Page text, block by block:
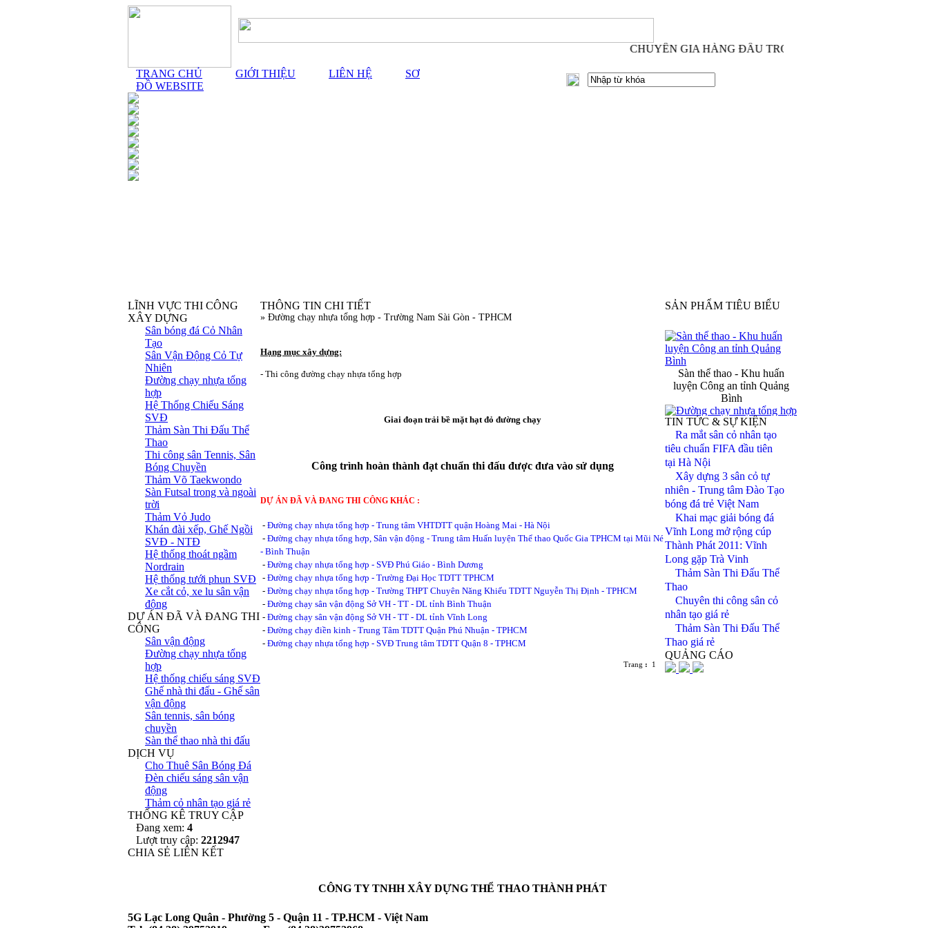
CHUYÊN GIA HÀNG ĐẦU TRONG LĨNH VỰC THI CÔNG
TRANG CHỦ GIỚI THIỆU LIÊN HỆ
SƠ
ĐỒ WEBSITE
LĨNH VỰC THI CÔNG
XÂY DỰNG
Sân bóng đá Cỏ Nhân
Tạo
Sân Vận Động Cỏ Tự
Nhiên
Đường chạy nhựa tổng
hợp
Hệ Thống Chiếu Sáng
SVĐ
Thảm Sàn Thi Đấu Thể
Thao
Thi công sân Tennis, Sân
Bóng Chuyền
Thảm Võ Taekwondo
Sàn Futsal trong và ngoài
trời
Thảm Vỏ Judo
Khán đài xếp, Ghế Ngồi
SVĐ - NTĐ
Hệ thống thoát ngầm
Nordrain
Hệ thống tưới phun SVĐ
Xe cắt cỏ, xe lu sân vận
động
DỰ ÁN ĐÃ VÀ ĐANG THI
CÔNG
Sân vận động
Đường chạy nhựa tổng
hợp
Hệ thống chiếu sáng SVĐ
Ghế nhà thi đấu - Ghế sân
vận động
Sân tennis, sân bóng
chuyền
Sàn thể thao nhà thi đấu
DỊCH VỤ
Cho Thuê Sân Bóng Đá
Đèn chiếu sáng sân vận
động
Thảm cỏ nhân tạo giá rẻ
THỐNG KÊ TRUY CẬP
Đang xem: 4
Lượt truy cập: 2212947
CHIA SẺ LIÊN KẾT
THÔNG TIN CHI TIẾT
» Đường chạy nhựa tổng hợp - Trường Nam Sài Gòn - TPHCM
Hạng mục xây dựng:
- Thi công đường chạy nhựa tổng hợp
Giai đoạn trải bề mặt hạt đỏ đường chạy
Công trình hoàn thành đạt chuẩn thi đấu được đưa vào sử dụng
DỰ ÁN ĐÃ VÀ ĐANG THI CÔNG KHÁC :
- Đường chạy nhựa tổng hợp - Trung tâm VHTDTT quận Hoàng Mai - Hà Nội
- Đường chạy nhựa tổng hợp, Sân vận động - Trung tâm Huấn luyện Thể thao Quốc Gia TPHCM tại Mũi Né
- Bình Thuận
- Đường chạy nhựa tổng hợp - SVĐ Phú Giáo - Bình Dương
- Đường chạy nhựa tổng hợp - Trường Đại Học TDTT TPHCM
- Đường chạy nhựa tổng hợp - Trường THPT Chuyên Năng Khiếu TDTT Nguyễn Thị Định - TPHCM
- Đường chạy sân vận động Sở VH - TT - DL tỉnh Bình Thuận
- Đường chạy sân vận động Sở VH - TT - DL tỉnh Vĩnh Long
- Đường chạy điền kinh - Trung Tâm TDTT Quận Phú Nhuận - TPHCM
- Đường chạy nhựa tổng hợp - SVĐ Trung tâm TDTT Quận 8 - TPHCM
Trang : 1
SẢN PHẨM TIÊU BIỂU
Sàn thể thao - Khu huấn
luyện Công an tỉnh Quảng
Bình
Đường chạy nhựa tổng hợp -
Trường NKTDTT Nguyễn
Đèn chiếu sáng sân vận động
FiFa
Hệ thống tưới pop - up SVĐ
Mỹ Đình Hà Nội
TIN TỨC & SỰ KIỆN
Ra mắt sân cỏ nhân tạo
tiêu chuẩn FIFA đầu tiên
tại Hà Nội
Xây dựng 3 sân cỏ tự
nhiên - Trung tâm Đào Tạo
bóng đá trẻ Việt Nam
Khai mạc giải bóng đá
Vĩnh Long mở rộng cúp
Thành Phát 2011: Vĩnh
Long gặp Trà Vinh
Thảm Sàn Thi Đấu Thể
Thao
Chuyên thi công sân cỏ
nhân tạo giá rẻ
Thảm Sàn Thi Đấu Thể
Thao giá rẻ
QUẢNG CÁO
CÔNG TY TNHH XÂY DỰNG THỂ THAO THÀNH PHÁT
5G Lạc Long Quân - Phường 5 - Quận 11 - TP.HCM - Việt Nam